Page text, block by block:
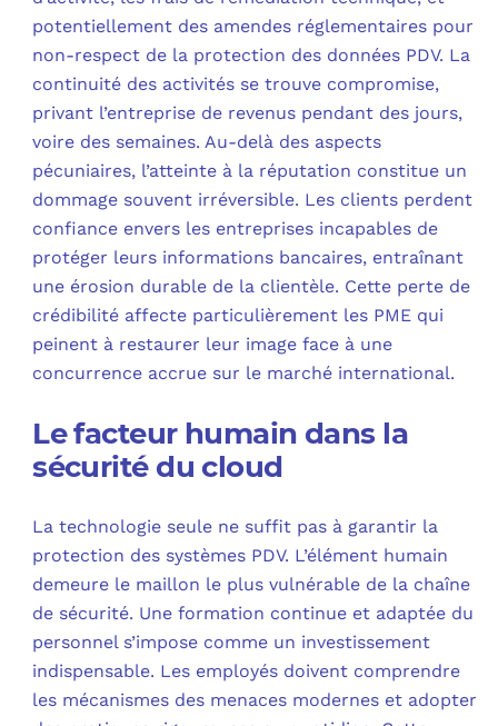
potentiellement des amendes réglementaires pour
non-respect de la protection des données PDV. La
continuité des activités se trouve compromise,
privant l’entreprise de revenus pendant des jours,
voire des semaines. Au-delà des aspects
pécuniaires, l’atteinte à la réputation constitue un
dommage souvent irréversible. Les clients perdent
confiance envers les entreprises incapables de
protéger leurs informations bancaires, entraînant
une érosion durable de la clientèle. Cette perte de
crédibilité affecte particulièrement les PME qui
peinent à restaurer leur image face à une
concurrence accrue sur le marché international.
Le facteur humain dans la
sécurité du cloud
La technologie seule ne suffit pas à garantir la
protection des systèmes PDV. L’élément humain
demeure le maillon le plus vulnérable de la chaîne
de sécurité. Une formation continue et adaptée du
personnel s’impose comme un investissement
indispensable. Les employés doivent comprendre
les mécanismes des menaces modernes et adopter